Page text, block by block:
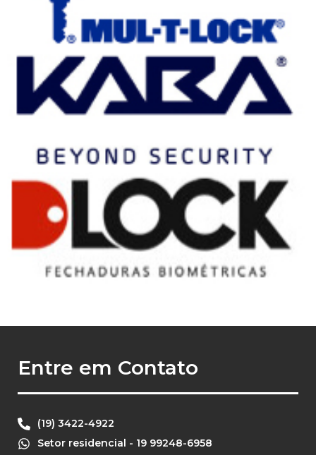
Entre em Contato
(19) 3422-4922
Setor residencial - 19 99248-6958